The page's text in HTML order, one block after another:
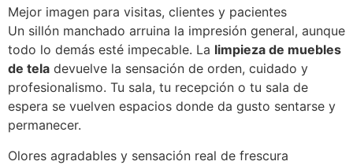
Mejor imagen para visitas, clientes y pacientes
Un sillón manchado arruina la impresión general, aunque
todo lo demás esté impecable. La limpieza de muebles
de tela devuelve la sensación de orden, cuidado y
profesionalismo. Tu sala, tu recepción o tu sala de
espera se vuelven espacios donde da gusto sentarse y
permanecer.
Olores agradables y sensación real de frescura